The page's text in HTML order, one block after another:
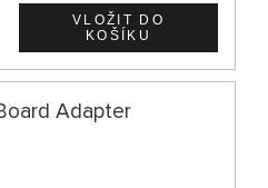
Adapter